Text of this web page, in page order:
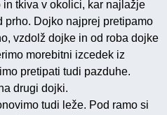
in tkiva v okolici, kar najlažje
prho. Dojko najprej pretipamo
vzdolž dojke in od roba dojke
morebitni izcedek iz
pretipati tudi pazduhe.
drugi dojki.
tudi leže. Pod ramo si